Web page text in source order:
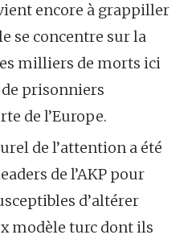
encore à grappiller
se concentre sur la
milliers de morts ici
prisonniers
de l’Europe.
de l’attention a été
de l’AKP pour
d’altérer
modèle turc dont ils